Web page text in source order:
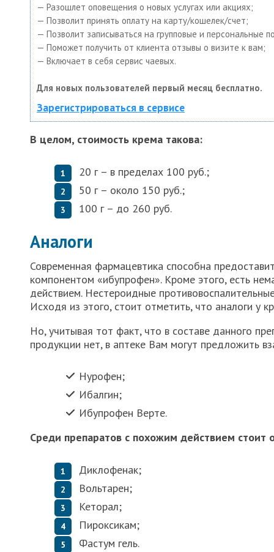
— Разошлет оповещения о новых услугах или акциях;
— Позволит принять оплату на карту/кошелек/счет;
— Позволит записываться на групповые и персональные
— Поможет получить от клиента отзывы о визите к вам;
— Включает в себя сервис чаевых.
Для новых пользователей первый месяц бесплатно.
Зарегистрироваться в сервисе
В целом, стоимость крема такова:
20 г – в пределах 100 руб.;
50 г – около 150 руб.;
100 г – до 260 руб.
Аналоги
Современная фармацевтика способна
компонентом «ибупрофен». Кроме этого, есть
действием. Нестероидные
Исходя из этого, стоит отметить, что аналоги у
Но, учитывая тот факт, что в составе данного
продукции нет, в аптеке Вам могут предложить
Нурофен;
Ибалгин;
Ибупрофен Верте.
Среди препаратов с похожим действием стоит
Диклофенак;
Вольтарен;
Кеторал;
Пироксикам;
Фастум гель.